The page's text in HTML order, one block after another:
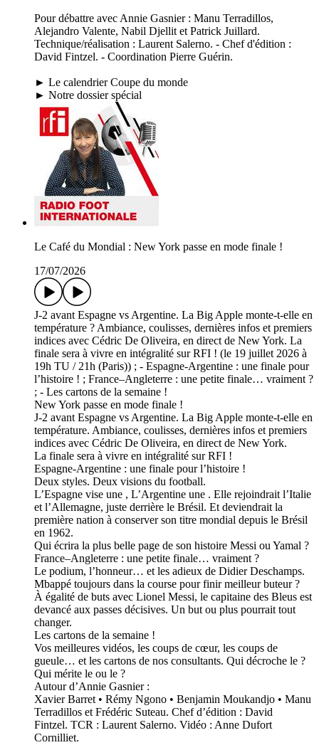
Pour débattre avec Annie Gasnier : Manu Terradillos,
Alejandro Valente, Nabil Djellit et Patrick Juillard. ​
Technique/réalisation : Laurent Salerno. - Chef d'édition :
David Fintzel. - Coordination Pierre Guérin.
► Le calendrier Coupe du monde
► Notre dossier spécial
Le Café du Mondial : New York passe en mode finale !
17/07/2026
J-2 avant Espagne vs Argentine. La Big Apple monte-t-elle en
température ? Ambiance, coulisses, dernières infos et premiers
indices avec Cédric De Oliveira, en direct de New York. La
finale sera à vivre en intégralité sur RFI ! (le 19 juillet 2026 à
19h TU / 21h (Paris)) ; - Espagne-Argentine : une finale pour
l’histoire ! ; France–Angleterre : une petite finale… vraiment ?
; - Les cartons de la semaine !
New York passe en mode finale !
J-2 avant Espagne vs Argentine. La Big Apple monte-t-elle en
température. Ambiance, coulisses, dernières infos et premiers
indices avec Cédric De Oliveira, en direct de New York.
La finale sera à vivre en intégralité sur RFI !
Espagne-Argentine : une finale pour l’histoire !
Deux styles. Deux visions du football.
L’Espagne vise une , L’Argentine une . Elle rejoindrait l’Italie
et l’Allemagne, juste derrière le Brésil. Et deviendrait la
première nation à conserver son titre mondial depuis le Brésil
en 1962.
Qui écrira la plus belle page de son histoire Messi ou Yamal ?
France–Angleterre : une petite finale… vraiment ?
Le podium, l’honneur… et les adieux de Didier Deschamps.
Mbappé toujours dans la course pour finir meilleur buteur ?
À égalité de buts avec Lionel Messi, le capitaine des Bleus est
devancé aux passes décisives. Un but ou plus pourrait tout
changer.
Les cartons de la semaine !
Vos meilleures vidéos, les coups de cœur, les coups de
gueule… et les cartons de nos consultants. Qui décroche le ?
Qui mérite le ou le ?
Autour d’Annie Gasnier :
Xavier Barret • Rémy Ngono • Benjamin Moukandjo • Manu
Terradillos et Frédéric Suteau. Chef d’édition : David
Fintzel. TCR : Laurent Salerno. Vidéo : Anne Dufort
Cornilliet.